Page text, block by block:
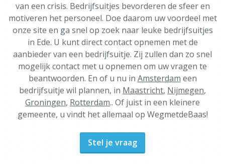
van een crisis. Bedrijfsuitjes bevorderen de sfeer en
motiveren het personeel. Doe daarom uw voordeel met
onze site en ga snel op zoek naar leuke bedrijfsuitjes
in Ede. U kunt direct contact opnemen met de
aanbieder van een bedrijfsuitje. Zij zullen dan zo snel
mogelijk contact met u opnemen om uw vragen te
beantwoorden. En of u nu in Amsterdam een
bedrijfsuitje wil plannen, in Maastricht, Nijmegen,
Groningen, Rotterdam.. Of juist in een kleinere
gemeente, u vindt het allemaal op WegmetdeBaas!
Stel je vraag